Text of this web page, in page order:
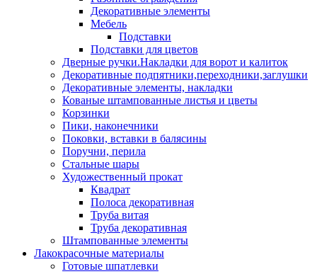
Декоративные элементы
Мебель
Подставки
Подставки для цветов
Дверные ручки.Накладки для ворот и калиток
Декоративные подпятники,переходники,заглушки
Декоративные элементы, накладки
Кованые штампованные листья и цветы
Корзинки
Пики, наконечники
Поковки, вставки в балясины
Поручни, перила
Стальные шары
Художественный прокат
Квадрат
Полоса декоративная
Труба витая
Труба декоративная
Штампованные элементы
Лакокрасочные материалы
Готовые шпатлевки